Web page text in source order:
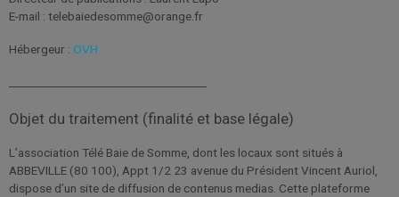
E-mail : telebaiedesomme@orange.fr
Hébergeur : OVH
Objet du traitement (finalité et base légale)
L’association Télé Baie de Somme, dont les locaux sont situés à
ABBEVILLE (80 100), Appt 1/2 23 avenue du Président Vincent Auriol,
dispose d’un site de diffusion de contenus medias. Cette plateforme